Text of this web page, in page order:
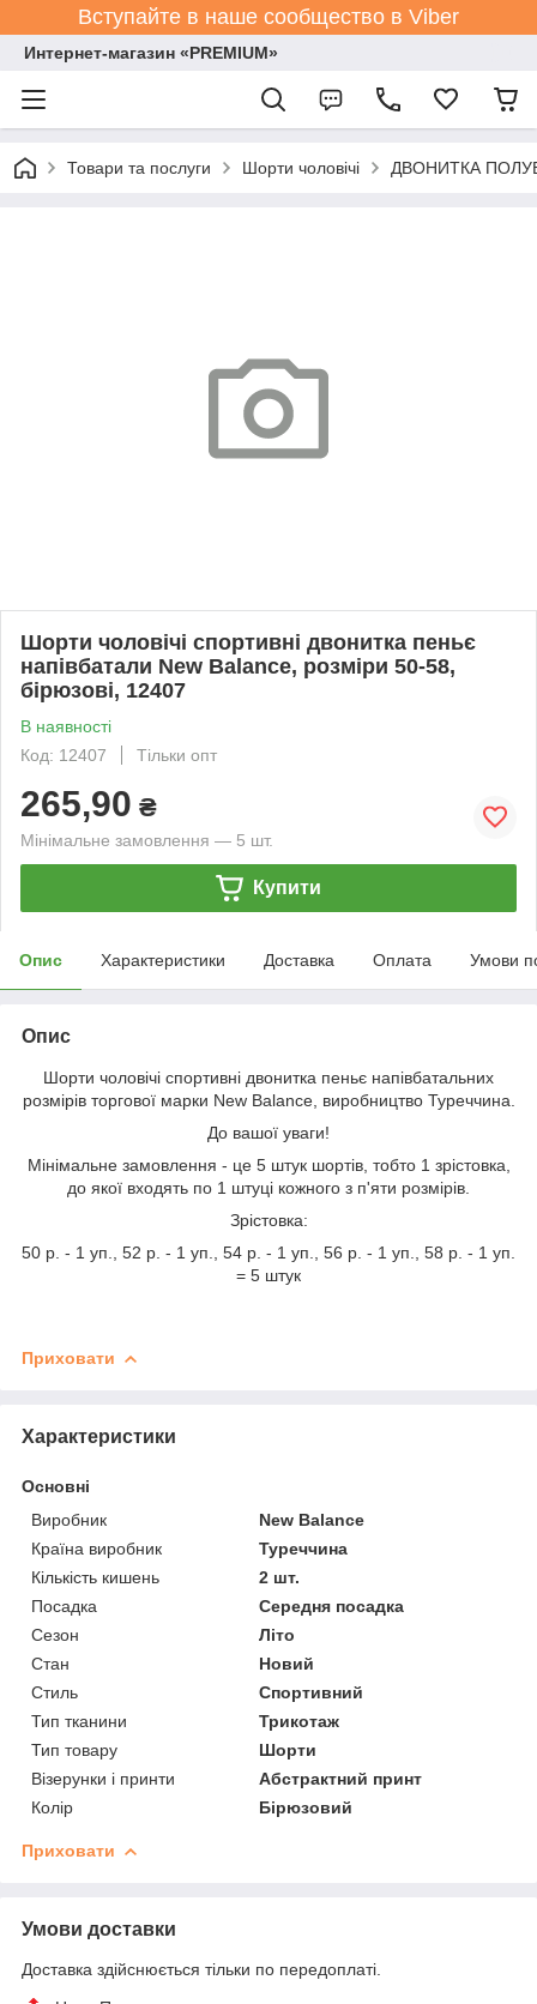
Вступайте в наше сообщество в Viber
Интернет-магазин «PREMIUM»
Товари та послуги Шорти чоловічі ДВОНИТКА
Шорти чоловічі спортивні двонитка пеньє
напівбатали New Balance, розміри 50-58,
бірюзові, 12407
В наявності
Код: 12407
Тільки опт
265,90 ₴
Мінімальне замовлення — 5 шт.
Купити
Опис Характеристики Доставка Оплата Умови
Опис
Шорти чоловічі спортивні двонитка пеньє напівбатальних
розмірів торгової марки New Balance, виробництво Туреччина.
До вашої уваги!
Мінімальне замовлення - це 5 штук шортів, тобто 1 зрістовка,
до якої входять по 1 штуці кожного з п'яти розмірів.
Зрістовка:
50 р. - 1 уп., 52 р. - 1 уп., 54 р. - 1 уп., 56 р. - 1 уп., 58 р. - 1 уп.
= 5 штук
Приховати
Характеристики
Основні
Виробник
New Balance
Країна виробник
Туреччина
Кількість кишень
2 шт.
Посадка
Середня посадка
Сезон
Літо
Стан
Новий
Стиль
Спортивний
Тип тканини
Трикотаж
Тип товару
Шорти
Візерунки і принти
Абстрактний принт
Колір
Бірюзовий
Приховати
Умови доставки
Доставка здійснюється тільки по передоплаті.